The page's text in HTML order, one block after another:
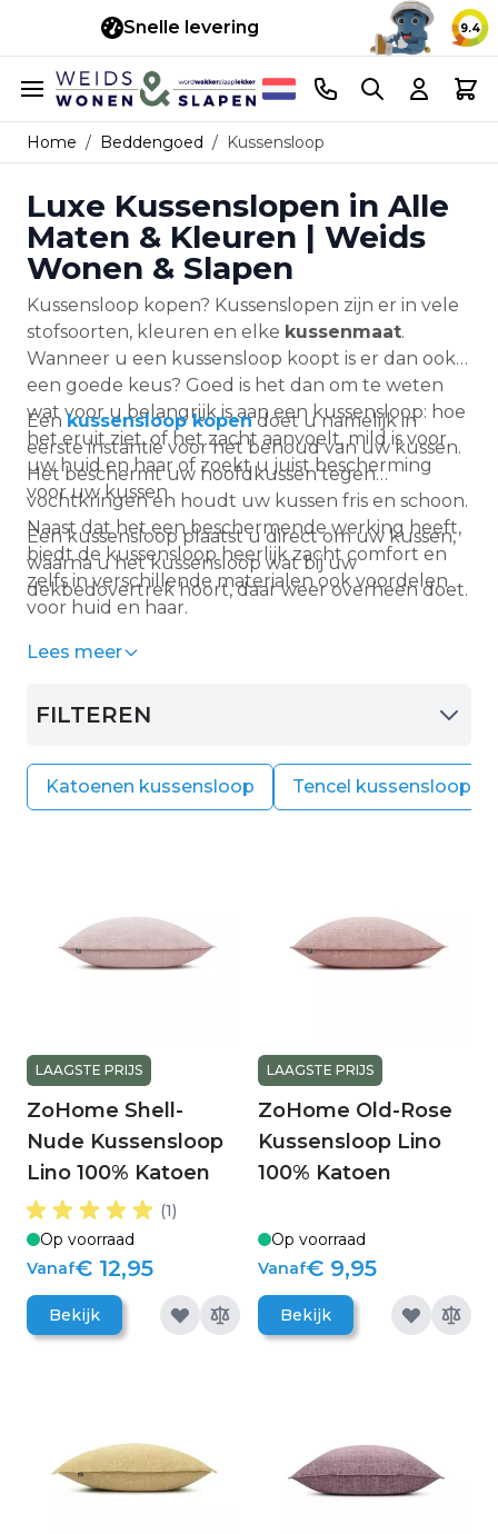
Snelle levering 14
9.4
Ga naar de inhoud
Telefoonnummer
Search Cart
Home / Beddengoed / Kussensloop
Luxe Kussenslopen in Alle
Maten & Kleuren | Weids
Wonen & Slapen
Kussensloop kopen? Kussenslopen zijn er in vele
stofsoorten, kleuren en elke kussenmaat.
Wanneer u een kussensloop koopt is er dan ook
een goede keus? Goed is het dan om te weten
wat voor u belangrijk is aan een kussensloop: hoe
het eruit ziet, of het zacht aanvoelt, mild is voor
uw huid en haar of zoekt u juist bescherming
voor uw kussen.
Een kussensloop kopendoet u namelijk in
eerste instantie voor het behoud van uw kussen.
Het beschermt uw hoofdkussen tegen
vochtkringen en houdt uw kussen fris en schoon.
Naast dat het een beschermende werking heeft,
biedt de kussensloop heerlijk zacht comfort en
zelfs in verschillende materialen ook voordelen
voor huid en haar.
Een kussensloop plaatst u direct om uw kussen,
waarna u het kussensloop wat bij uw
dekbedovertrek hoort, daar weer overheen doet.
Lees meer
FILTEREN
Katoenen kussensloop Tencel kussensloop
LAAGSTE PRIJS
ZoHome Shell-
Nude Kussensloop
Lino 100% Katoen
(1)
Op voorraad
Vanaf€ 12,95
Bekijk
LAAGSTE PRIJS
ZoHome Old-Rose
Kussensloop Lino
100% Katoen
Op voorraad
Vanaf€ 9,95
Bekijk